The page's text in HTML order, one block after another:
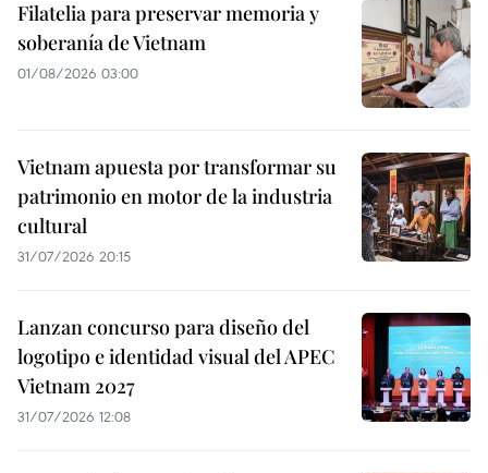
Filatelia para preservar memoria y
soberanía de Vietnam
01/08/2026 03:00
Vietnam apuesta por transformar su
patrimonio en motor de la industria
cultural
31/07/2026 20:15
Lanzan concurso para diseño del
logotipo e identidad visual del APEC
Vietnam 2027
31/07/2026 12:08